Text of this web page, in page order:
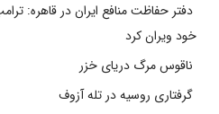
دفتر حفاظت منافع ایران در قاهره:
خود ویران کرد
ناقوس مرگ دریای خزر
گرفتاری روسیه در تله آزوف